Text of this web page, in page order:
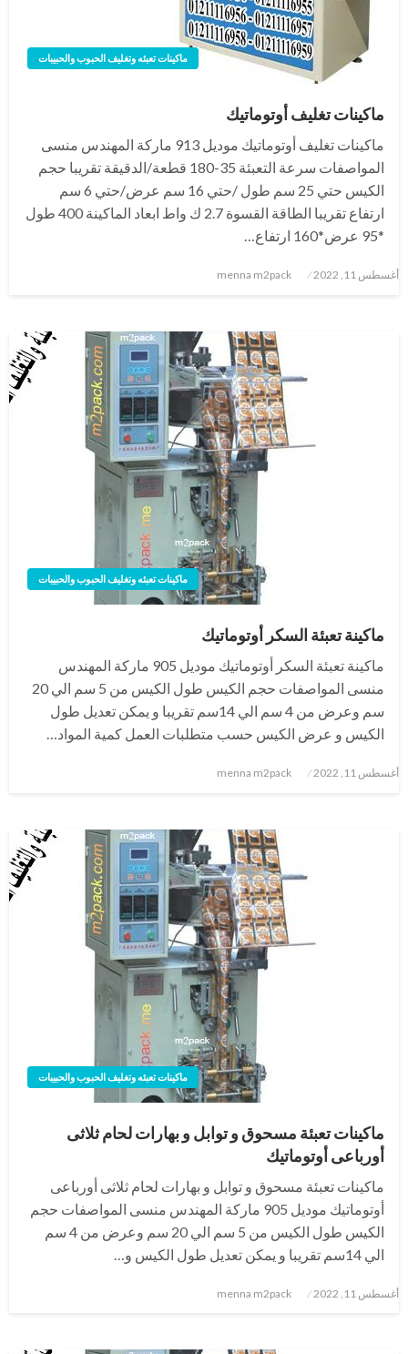
ماكينات تعبئه وتغليف الحبوب والحبيبات
ماكينات تغليف أوتوماتيك
ماكينات تغليف أوتوماتيك موديل 913 ماركة المهندس منسى
المواصفات سرعة التعبئة 35-180 قطعة/الدقيقة تقريبا حجم
الكيس حتي 25 سم طول /حتي 16 سم عرض/حتي 6 سم
ارتفاع تقريبا الطاقة القسوة 2.7 ك واط ابعاد الماكينة 400 طول
*95 عرض*160 ارتفاع…
نُشر
أغسطس 11, 2022 menna m2pack
ماكينات تعبئه وتغليف الحبوب والحبيبات
ماكينة تعبئة السكر أوتوماتيك
ماكينة تعبئة السكر أوتوماتيك موديل 905 ماركة المهندس
منسى المواصفات حجم الكيس طول الكيس من 5 سم الي 20
سم وعرض من 4 سم الي 14سم تقريبا و يمكن تعديل طول
الكيس و عرض الكيس حسب متطلبات العمل كمية المواد…
نُشر
أغسطس 11, 2022 menna m2pack
ماكينات تعبئه وتغليف الحبوب والحبيبات
ماكينات تعبئة مسحوق و توابل و بهارات لحام ثلاثى
أورباعى أوتوماتيك
ماكينات تعبئة مسحوق و توابل و بهارات لحام ثلاثى أورباعى
أوتوماتيك موديل 905 ماركة المهندس منسى المواصفات حجم
الكيس طول الكيس من 5 سم الي 20 سم وعرض من 4 سم
الي 14سم تقريبا و يمكن تعديل طول الكيس و…
نُشر
أغسطس 11, 2022 menna m2pack